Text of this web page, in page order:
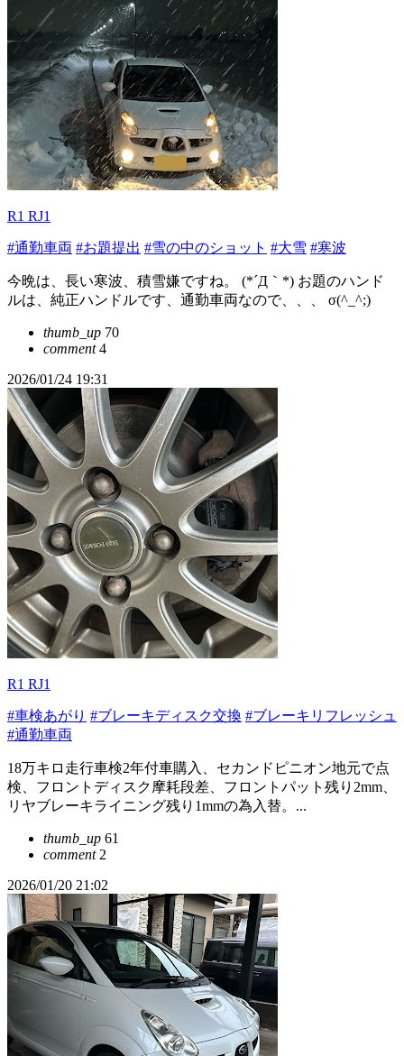
R1 RJ1
#通勤車両 #お題提出 #雪の中のショット #大雪 #寒波
今晩は、長い寒波、積雪嫌ですね。 (*´Д｀*) お題のハンド
ルは、純正ハンドルです、通勤車両なので、、、 σ(^_^;)
thumb_up 70
comment4
2026/01/24 19:31
R1 RJ1
#車検あがり #ブレーキディスク交換 #ブレーキリフレッシュ
#通勤車両
18万キロ走行車検2年付車購入、セカンドピニオン地元で点
検、フロントディスク摩耗段差、フロントパット残り2mm、
リヤブレーキライニング残り1mmの為入替。...
thumb_up 61
comment2
2026/01/20 21:02